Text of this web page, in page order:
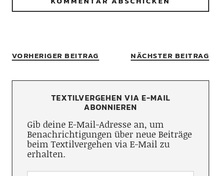
VORHERIGER BEITRAG NÄCHSTER BEITRAG
TEXTILVERGEHEN VIA E-MAIL
ABONNIEREN
Gib deine E-Mail-Adresse an, um
Benachrichtigungen über neue Beiträge
beim Textilvergehen via E-Mail zu
erhalten.